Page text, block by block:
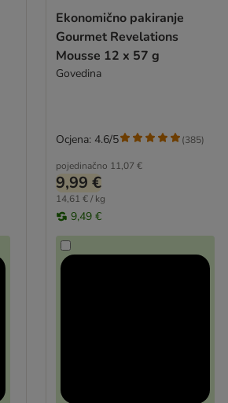
Ekonomično pakiranje
Gourmet Revelations
Mousse 12 x 57 g
Govedina
pojedinačno 11,07 €
9,99 €
14,61 € / kg
9,49 €
Ocjena: 4.6/5 (385)